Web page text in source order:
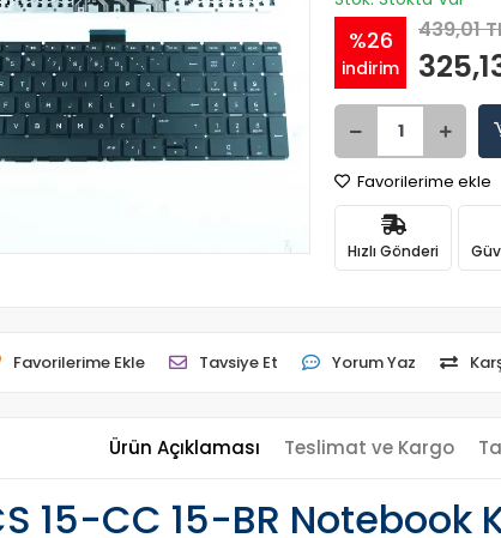
%26
indirim
439,01
Favorilerime ekle
Hızlı Gönderi
Favorilerime Ekle Tavsiye Et Yorum Yaz
Ürün Açıklaması Teslimat ve Kargo
15-CC 15-BR